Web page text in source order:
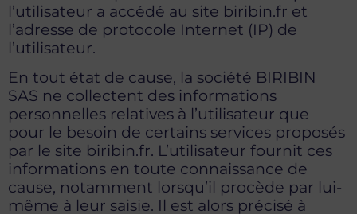
l’utilisateur a accédé au site biribin.fr et
l’adresse de protocole Internet (IP) de
l’utilisateur.
En tout état de cause, la société BIRIBIN
SAS ne collectent des informations
personnelles relatives à l’utilisateur que
pour le besoin de certains services proposés
par le site biribin.fr. L’utilisateur fournit ces
informations en toute connaissance de
cause, notamment lorsqu’il procède par lui-
même à leur saisie. Il est alors précisé à